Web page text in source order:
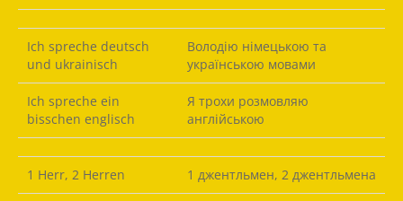
Ich spreche deutsch
und ukrainisch
Володію німецькою та
українською мовами
Ich spreche ein
bisschen englisch
Я трохи розмовляю
англійською
1 Herr, 2 Herren 1 джентльмен, 2 джентльмена